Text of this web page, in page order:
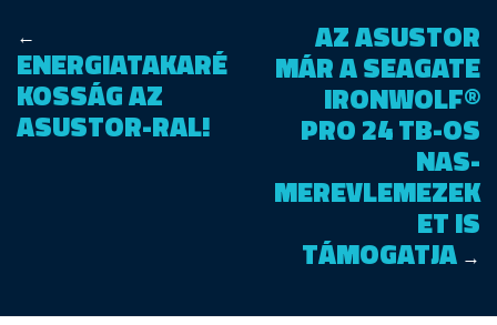
←
ENERGIATAKARÉ
KOSSÁG AZ
ASUSTOR-RAL!
AZ ASUSTOR
MÁR A SEAGATE
IRONWOLF®
PRO 24 TB-OS
NAS-
MEREVLEMEZEK
ET IS
TÁMOGATJA →